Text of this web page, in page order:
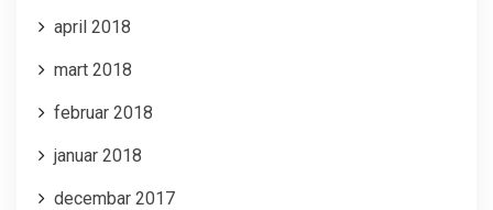
april 2018
mart 2018
februar 2018
januar 2018
decembar 2017